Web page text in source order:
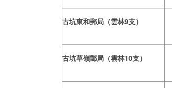
古坑東和郵局（雲林9支）
古坑草嶺郵局（雲林10支）